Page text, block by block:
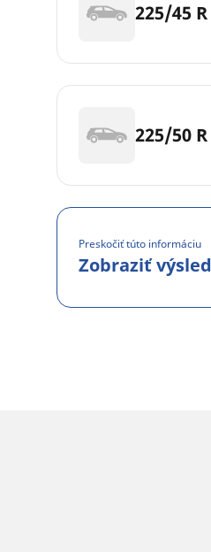
225/45
225/50
Preskočiť túto informáciu
Zobraziť